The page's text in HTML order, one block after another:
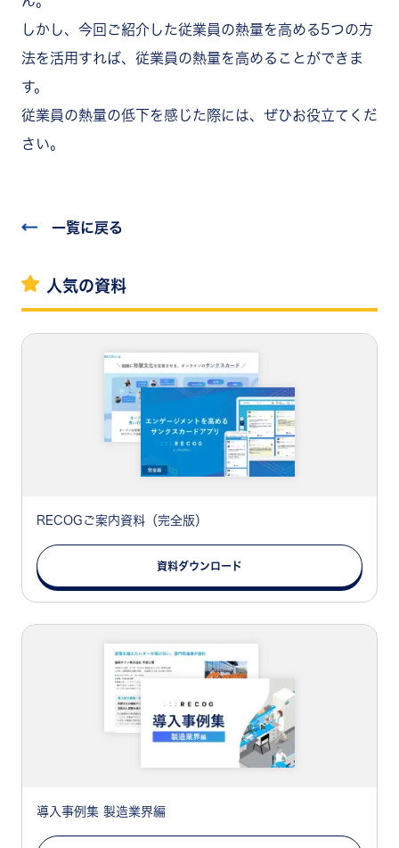
しかし、今回ご紹介した従業員の熱量を高める5つの方
法を活用すれば、従業員の熱量を高めることができま
す。
従業員の熱量の低下を感じた際には、ぜひお役立てくだ
さい。
一覧に戻る
人気の資料
RECOGご案内資料（完全版）
資料ダウンロード
導入事例集 製造業界編